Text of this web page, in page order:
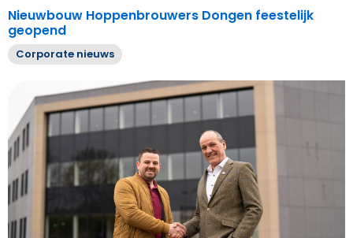
Nieuwbouw Hoppenbrouwers Dongen feestelijk
geopend
Corporate nieuws
Nieuw
pand
Hoppenbrouwers
Dongen
opgeleverd